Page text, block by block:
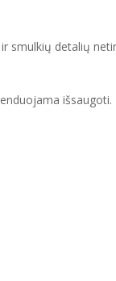
smulkių detalių
išsaugoti.